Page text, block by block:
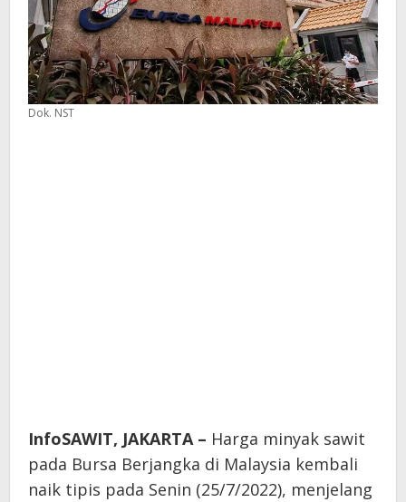
Dok. NST
InfoSAWIT, JAKARTA – Harga minyak sawit
pada Bursa Berjangka di Malaysia kembali
naik tipis pada Senin (25/7/2022), menjelang